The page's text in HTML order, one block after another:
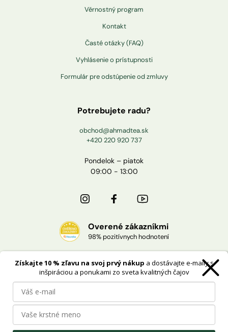
Věrnostný program
Kontakt
Časté otázky (FAQ)
Vyhlásenie o prístupnosti
Formulár pre odstúpenie od zmluvy
Potrebujete radu?
obchod@ahmadtea.sk
+420 220 920 737
Pondelok – piatok
09:00 - 13:00
Overené zákazníkmi
98% pozitívnych hodnotení
Doprava zdarma
pri nákupe od 40 €
Oficiálnej distribúcie
Získajte 10 % zľavu na svoj prvý nákup a dostávajte e-maily s
inšpiráciou a ponukami zo sveta kvalitných čajov